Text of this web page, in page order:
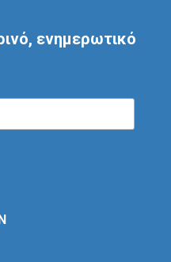
ενημερωτικό